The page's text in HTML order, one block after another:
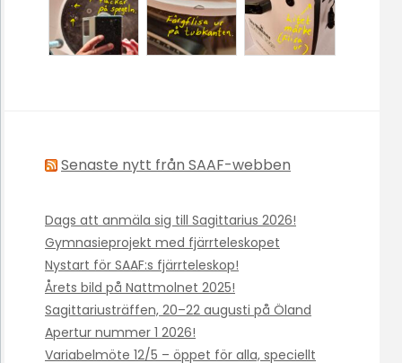
Senaste nytt från SAAF-webben
Dags att anmäla sig till Sagittarius 2026!
Gymnasieprojekt med fjärrteleskopet
Nystart för SAAF:s fjärrteleskop!
Årets bild på Nattmolnet 2025!
Sagittariusträffen, 20–22 augusti på Öland
Apertur nummer 1 2026!
Variabelmöte 12/5 – öppet för alla, speciellt